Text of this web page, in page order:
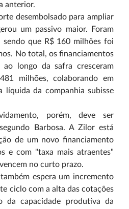
anterior.
desembolsado para ampliar
um passivo maior. Foram
sendo que R$ 160 milhões foi
No total, os financiamentos
longo da safra cresceram
milhões, colaborando em
líquida da companhia subisse
porém, deve ser
Barbosa. A Zilor está
de um novo financiamento
e com "taxa mais atraentes"
no curto prazo.
espera um incremento
ciclo com a alta das cotações
da capacidade produtiva da